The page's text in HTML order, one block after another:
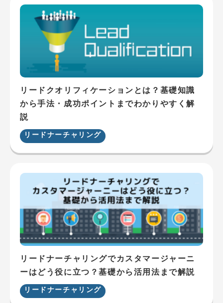
リードクオリフィケーションとは？基礎知識
から手法・成功ポイントまでわかりやすく解
説
リードナーチャリング
リードナーチャリングでカスタマージャーニ
ーはどう役に立つ？基礎から活用法まで解説
リードナーチャリング